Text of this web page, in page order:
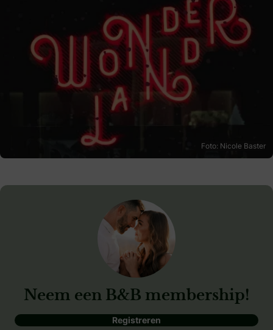
Foto: Nicole Baster
Neem een B&B membership!
Registreren